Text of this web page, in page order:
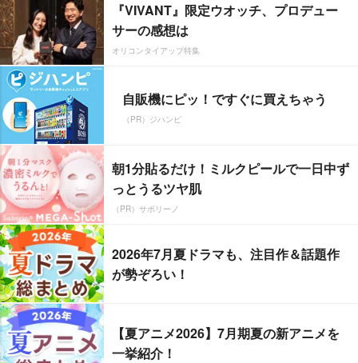
『VIVANT』限定ウオッチ、プロデュー
サーの感想は
オリコンタイアップ特集
自販機にピッ！ですぐに買えちゃう
（PR）ジハンピ
朝1分貼るだけ！ミルクピールで一日中ず
っとうるツヤ肌
（PR）サボリーノ
2026年7月夏ドラマも、注目作＆話題作
が勢ぞろい！
【夏アニメ2026】7月期夏の新アニメを
一挙紹介！